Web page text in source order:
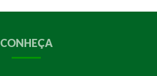
CONHEÇA